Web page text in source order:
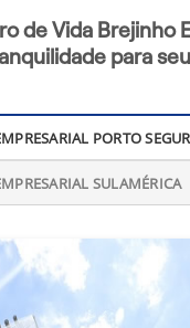
de Vida Brejinho
para
PORTO
SULAMÉRICA